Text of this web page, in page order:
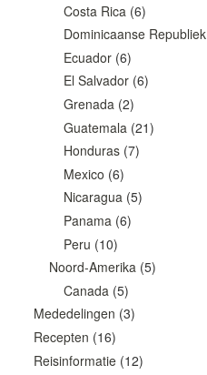
Costa Rica (6)
Dominicaanse Republiek
Ecuador (6)
El Salvador (6)
Grenada (2)
Guatemala (21)
Honduras (7)
Mexico (6)
Nicaragua (5)
Panama (6)
Peru (10)
Noord-Amerika(5)
Canada (5)
Mededelingen (3)
Recepten (16)
Reisinformatie(12)